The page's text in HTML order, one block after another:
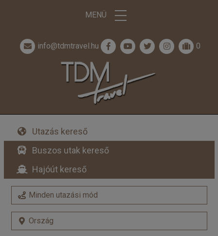
MENÜ
info@tdmtravel.hu 0
Utazás kereső
Buszos utak kereső
Hajóút kereső